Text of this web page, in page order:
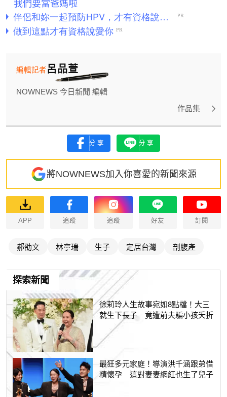
呂品萱
編輯記者
NOWNEWS 今日新聞 編輯
作品集
分享 分享
將NOWNEWS加入你喜愛的新聞來源
APP 追蹤 追蹤 好友 訂閱
郝劭文 林寧瑞 生子 定居台灣 剖腹產
探索新聞
徐莉玲人生故事宛如8點檔！大三
就生下長子 竟遭前夫騙小孩夭折
最狂多元家庭！導演洪千涵跟弟借
精懷孕 這對妻妻網紅也生了兒子